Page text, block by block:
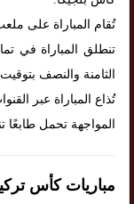
تُقام المباراة على
تنطلق المباراة في
الثامنة والنصف
تُذاع المباراة عبر
المواجهة تحمل طابعًا
مباريات كأس